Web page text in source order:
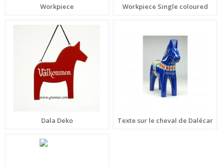
Workpiece Workpiece Single coloured
Dala Deko Texte sur le cheval de Dalécarlie